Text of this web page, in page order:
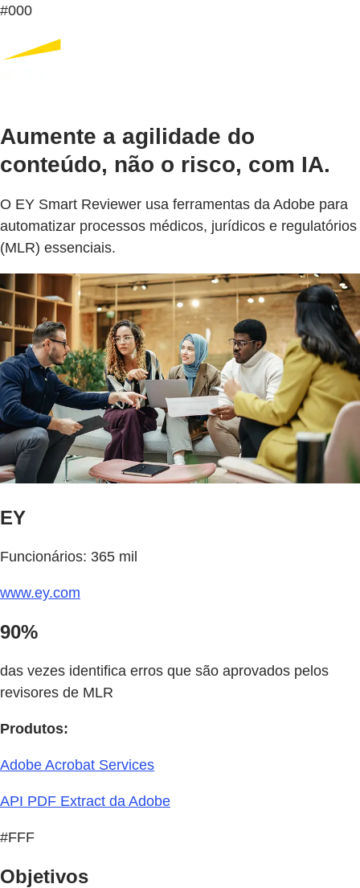
#000
Aumente a agilidade do
conteúdo, não o risco, com IA.
O EY Smart Reviewer usa ferramentas da Adobe para
automatizar processos médicos, jurídicos e regulatórios
(MLR) essenciais.
EY
Funcionários: 365 mil
www.ey.com
90%
das vezes identifica erros que são aprovados pelos
revisores de MLR
Produtos:
Adobe Acrobat Services
API PDF Extract da Adobe
#FFF
Objetivos